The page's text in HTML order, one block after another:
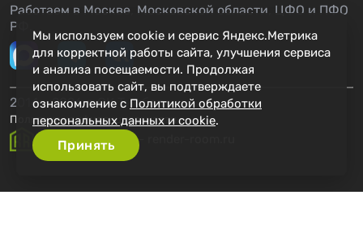
Мы используем cookie и сервис Яндекс.Метрика
для корректной работы сайта, улучшения сервиса
и анализа посещаемости. Продолжая
использовать сайт, вы подтверждаете
ознакомление с Политикой обработки
персональных данных и cookie.
Принять
Работаем в Москве, Московской области, ЦФО и ПФО
РФ.
2014 - 2026 г. СК Тимбер
Политика конфиденциальности
Создание сайта - render-room.ru